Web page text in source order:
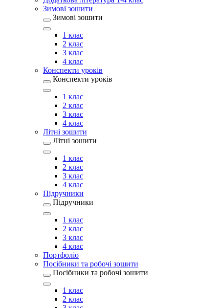
Зимові зошити
Зимові зошити
1 клас
2 клас
3 клас
4 клас
Конспекти уроків
Конспекти уроків
1 клас
2 клас
3 клас
4 клас
Літні зошити
Літні зошити
1 клас
2 клас
3 клас
4 клас
Підручники
Підручники
1 клас
2 клас
3 клас
4 клас
Портфоліо
Посібники та робочі зошити
Посібники та робочі зошити
1 клас
2 клас